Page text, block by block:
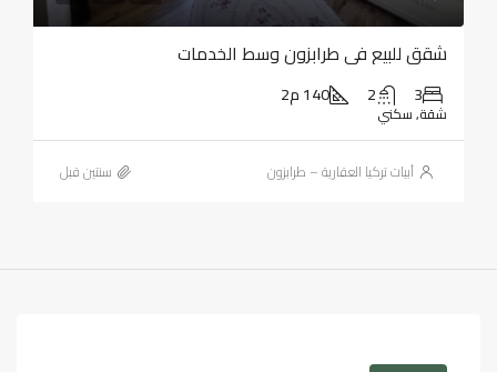
شقق للبيع في طرابزون وسط الخدمات
3
2 140 م2
شقة, سكني
أبيات تركيا العقارية – طرابزون ‏سنتين قبل